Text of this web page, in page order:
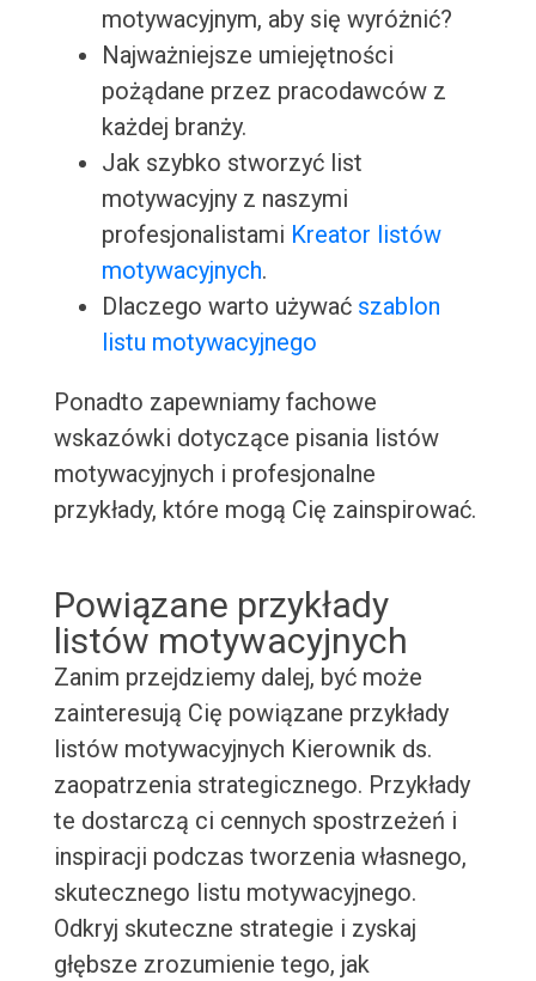
motywacyjnym, aby się wyróżnić?
Najważniejsze umiejętności
pożądane przez pracodawców z
każdej branży.
Jak szybko stworzyć list
motywacyjny z naszymi
profesjonalistami Kreator listów
motywacyjnych.
Dlaczego warto używać szablon
listu motywacyjnego
Ponadto zapewniamy fachowe
wskazówki dotyczące pisania listów
motywacyjnych i profesjonalne
przykłady, które mogą Cię zainspirować.
Powiązane przykłady
listów motywacyjnych
Zanim przejdziemy dalej, być może
zainteresują Cię powiązane przykłady
listów motywacyjnych Kierownik ds.
zaopatrzenia strategicznego. Przykłady
te dostarczą ci cennych spostrzeżeń i
inspiracji podczas tworzenia własnego,
skutecznego listu motywacyjnego.
Odkryj skuteczne strategie i zyskaj
głębsze zrozumienie tego, jak